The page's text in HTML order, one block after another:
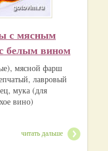
с мясным
белым вином
мясной фарш
лавровый
мука (для
вино)
читать дальше